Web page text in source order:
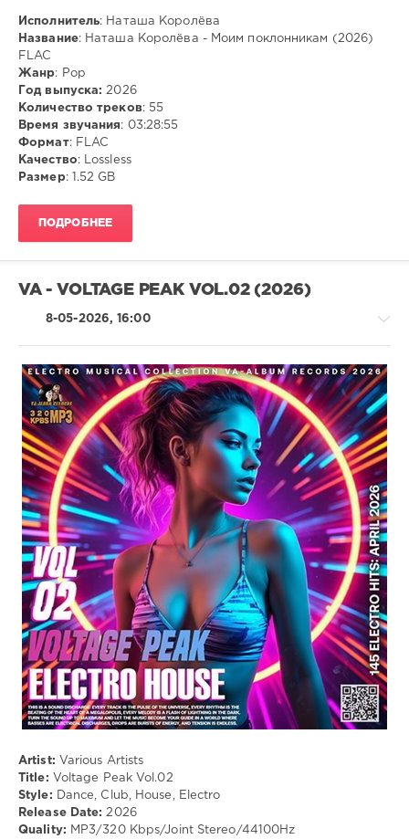
Исполнитель: Наташа Королёва
Название: Наташа Королёва - Моим поклонникам (2026)
FLAC
Жанр: Pop
Год выпуска: 2026
Количество треков: 55
Время звучания: 03:28:55
Формат: FLAC
Качество: Lossless
Размер: 1.52 GB
ПОДРОБНЕЕ
VA - VOLTAGE PEAK VOL.02 (2026)
8-05-2026, 16:00
House
/
Pop
/
Dance
/
Club/
Disco
/
Electronic
/
Electro
drakon-
55
107
0
Artist: Various Artists
Title: Voltage Peak Vol.02
Style: Dance, Club, House, Electro
Release Date: 2026
Quality: MP3/320 Kbps/Joint Stereo/44100Hz